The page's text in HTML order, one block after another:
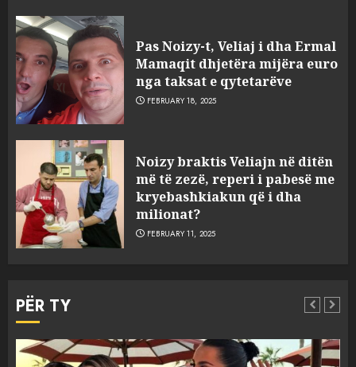
Pas Noizy-t, Veliaj i dha Ermal
Mamaqit dhjetëra mijëra euro
nga taksat e qytetarëve
FEBRUARY 18, 2025
Noizy braktis Veliajn në ditën
më të zezë, reperi i pabesë me
kryebashkiakun që i dha
milionat?
FEBRUARY 11, 2025
PËR TY
3
sulmuan “One Albania”,
ngjarja u fsheh. A u vodhën
serverat?
MARCH 25, 2025
4 MARCH 25, 2025